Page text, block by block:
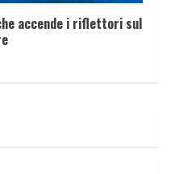
accende i riflettori sul